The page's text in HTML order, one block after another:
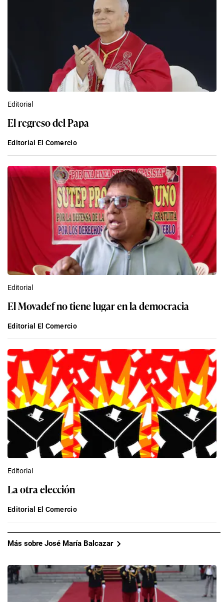
Editorial
El regreso del Papa
Editorial El Comercio
Editorial
El Movadef no tiene lugar en la democracia
Editorial El Comercio
Editorial
La otra elección
Editorial El Comercio
Más sobre José María Balcazar